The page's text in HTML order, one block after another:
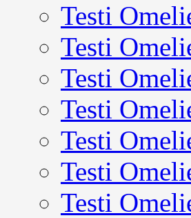
Testi
Testi
Testi
Testi
Testi
Testi
Testi